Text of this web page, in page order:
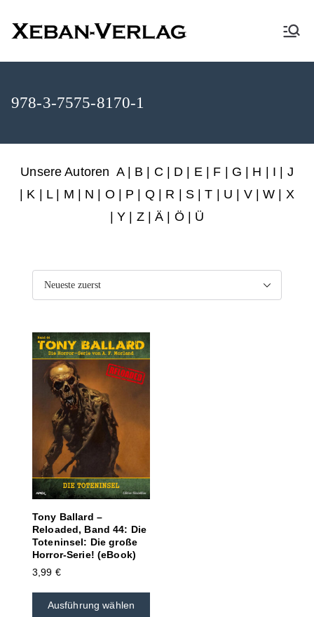
XEBAN-Verlag
978-3-7575-8170-1
Unsere Autoren A| B C D E| F G H I
J
K L| M N O P Q| R S |T U V|W
X
Y Z|Ä | Ö | Ü
Tony Ballard –
Reloaded, Band 44: Die
Toteninsel: Die große
Horror-Serie! (eBook)
3,99 €
Ausführung wählen